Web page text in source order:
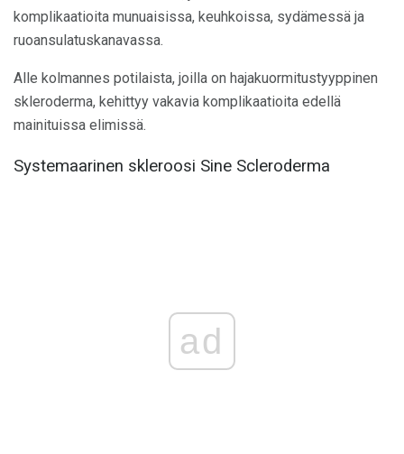
komplikaatioita munuaisissa, keuhkoissa, sydämessä ja
ruoansulatuskanavassa.
Alle kolmannes potilaista, joilla on hajakuormitustyyppinen
skleroderma, kehittyy vakavia komplikaatioita edellä
mainituissa elimissä.
Systemaarinen skleroosi Sine Scleroderma
ad